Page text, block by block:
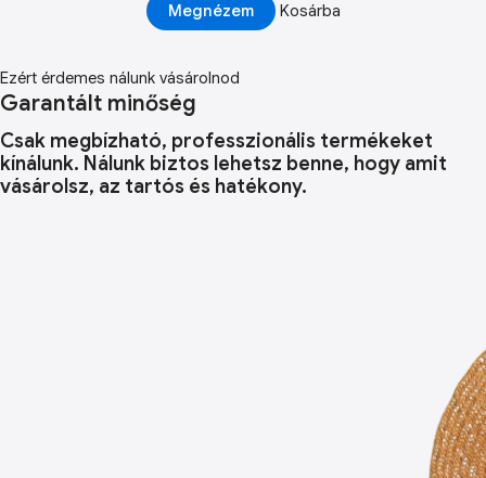
Megnézem Kosárba
Ezért érdemes nálunk vásárolnod
Garantált minőség
Csak megbízható, professzionális termékeket
kínálunk. Nálunk biztos lehetsz benne, hogy amit
vásárolsz, az tartós és hatékony.